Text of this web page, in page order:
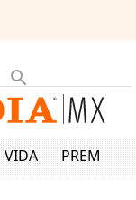
VIDA PREMIUM